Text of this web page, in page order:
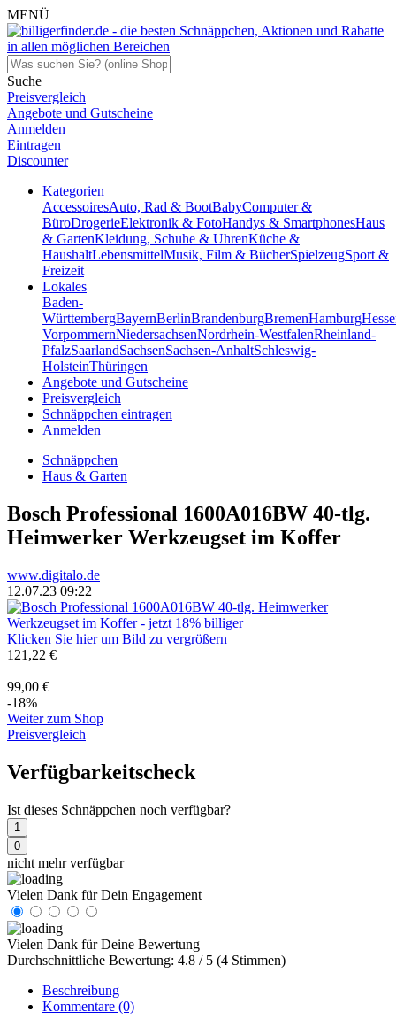
MENÜ
Suche
Preisvergleich
Angebote und Gutscheine
Anmelden
Eintragen
Discounter
Kategorien
AccessoiresAuto, Rad & BootBabyComputer &
BüroDrogerieElektronik & FotoHandys & SmartphonesHaus
& GartenKleidung, Schuhe & UhrenKüche &
HaushaltLebensmittelMusik, Film & BücherSpielzeugSport &
Freizeit
Lokales
Baden-
WürttembergBayernBerlinBrandenburgBremenHamburg
VorpommernNiedersachsenNordrhein-WestfalenRheinland-
PfalzSaarlandSachsenSachsen-AnhaltSchleswig-
HolsteinThüringen
Angebote und Gutscheine
Preisvergleich
Schnäppchen eintragen
Anmelden
Schnäppchen
Haus & Garten
Bosch Professional 1600A016BW 40-tlg.
Heimwerker Werkzeugset im Koffer
www.digitalo.de
12.07.23 09:22
Klicken Sie hier um Bild zu vergrößern
121,22 €
99,00 €
-18%
Weiter zum Shop
Preisvergleich
Verfügbarkeitscheck
Ist dieses Schnäppchen noch verfügbar?
1
0
nicht mehr verfügbar
Vielen Dank für Dein Engagement
Vielen Dank für Deine Bewertung
Durchschnittliche Bewertung: 4.8 / 5 (4 Stimmen)
Beschreibung
Kommentare (0)